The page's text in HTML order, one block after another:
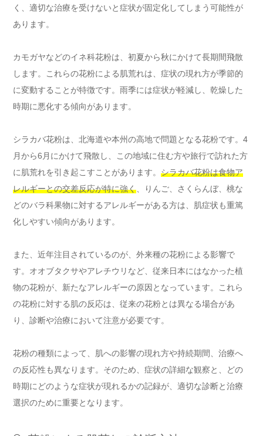
く、適切な治療を受けないと症状が固定化してしまう可能性が
あります。
カモガヤなどのイネ科花粉は、初夏から秋にかけて長期間飛散
します。これらの花粉による肌荒れは、症状の現れ方が季節的
に変動することが特徴です。雨季には症状が軽減し、乾燥した
時期に悪化する傾向があります。
シラカバ花粉は、北海道や本州の高地で問題となる花粉です。4
月から6月にかけて飛散し、この地域に住む方や旅行で訪れた方
に肌荒れを引き起こすことがあります。 シラカバ花粉は食物ア
レルギーとの交差反応が特に強く 、りんご、さくらんぼ、桃な
どのバラ科果物に対するアレルギーがある方は、肌症状も重篤
化しやすい傾向があります。
また、近年注目されているのが、外来種の花粉による影響で
す。オオブタクサやアレチウリなど、従来日本にはなかった植
物の花粉が、新たなアレルギーの原因となっています。これら
の花粉に対する肌の反応は、従来の花粉とは異なる場合があ
り、診断や治療において注意が必要です。
花粉の種類によって、肌への影響の現れ方や持続期間、治療へ
の反応性も異なります。そのため、症状の詳細な観察と、どの
時期にどのような症状が現れるかの記録が、適切な診断と治療
選択のために重要となります。